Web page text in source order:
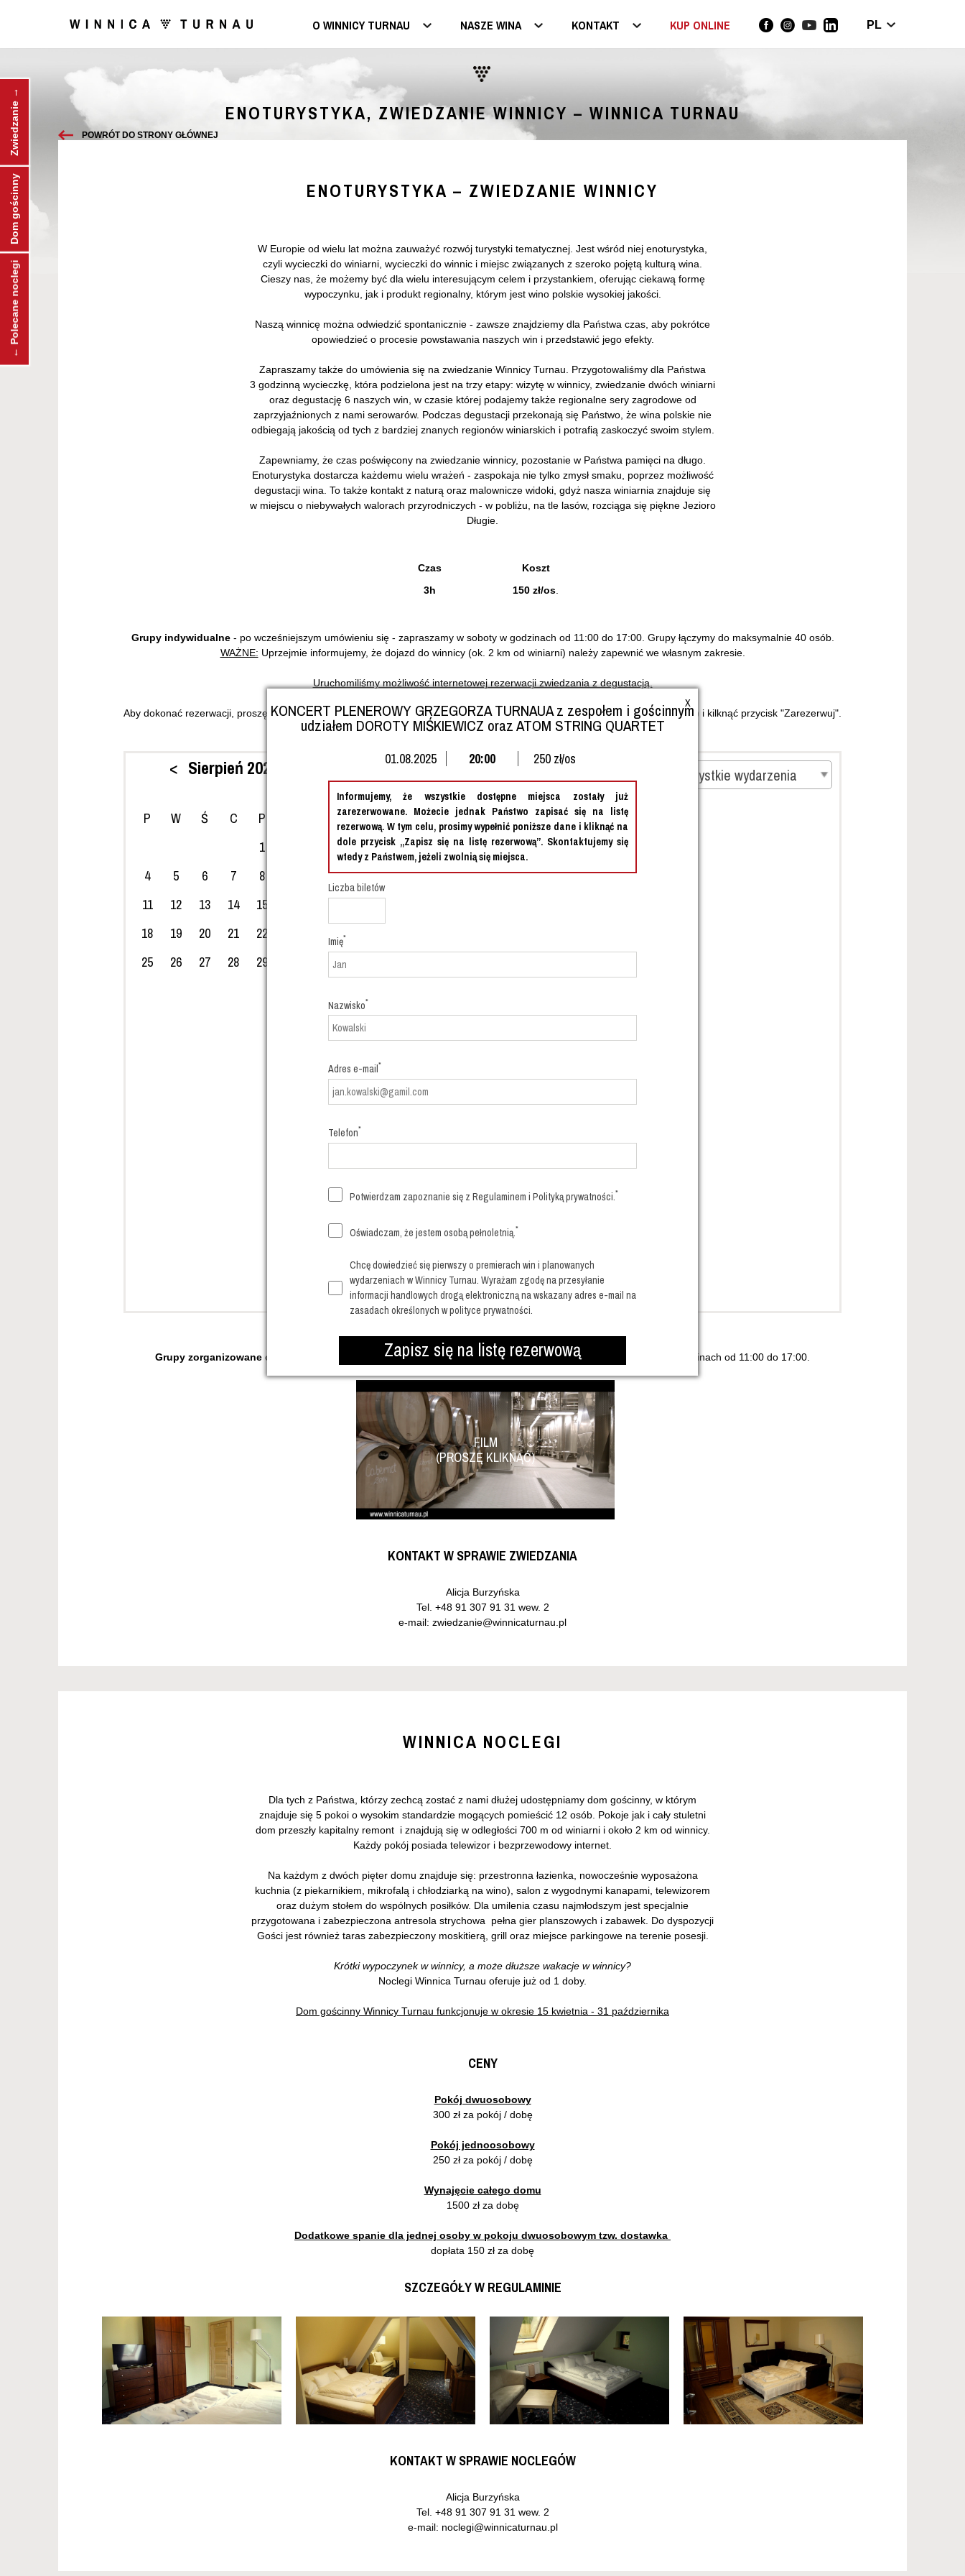
O WINNICY TURNAU NASZE WINA KONTAKT KUP ONLINE PL
POWRÓT DO STRONY GŁÓWNEJ
Zwiedzanie →
Dom gościnny
← Polecane noclegi
ENOTURYSTYKA, ZWIEDZANIE WINNICY – WINNICA TURNAU
ENOTURYSTYKA – ZWIEDZANIE WINNICY
W Europie od wielu lat można zauważyć rozwój turystyki tematycznej. Jest wśród niej enoturystyka,
czyli wycieczki do winiarni, wycieczki do winnic i miejsc związanych z szeroko pojętą kulturą wina.
Cieszy nas, że możemy być dla wielu interesującym celem i przystankiem, oferując ciekawą formę
wypoczynku, jak i produkt regionalny, którym jest wino polskie wysokiej jakości.
Naszą winnicę można odwiedzić spontanicznie - zawsze znajdziemy dla Państwa czas, aby pokrótce
opowiedzieć o procesie powstawania naszych win i przedstawić jego efekty.
Zapraszamy także do umówienia się na zwiedzanie Winnicy Turnau. Przygotowaliśmy dla Państwa
3 godzinną wycieczkę, która podzielona jest na trzy etapy: wizytę w winnicy, zwiedzanie dwóch winiarni
oraz degustację 6 naszych win, w czasie której podajemy także regionalne sery zagrodowe od
zaprzyjaźnionych z nami serowarów. Podczas degustacji przekonają się Państwo, że wina polskie nie
odbiegają jakością od tych z bardziej znanych regionów winiarskich i potrafią zaskoczyć swoim stylem.
Zapewniamy, że czas poświęcony na zwiedzanie winnicy, pozostanie w Państwa pamięci na długo.
Enoturystyka dostarcza każdemu wielu wrażeń - zaspokaja nie tylko zmysł smaku, poprzez możliwość
degustacji wina. To także kontakt z naturą oraz malownicze widoki, gdyż nasza winiarnia znajduje się
w miejscu o niebywałych walorach przyrodniczych - w pobliżu, na tle lasów, rozciąga się piękne Jezioro
Długie.
Czas
Koszt
3h
150 zł/os
Grupy indywidualne - po wcześniejszym umówieniu się - zapraszamy w soboty w godzinach od 11:00 do 17:00. Grupy łączymy do maksymalnie 40 osób.
WAŻNE: Uprzejmie informujemy, że dojazd do winnicy (ok. 2 km od winiarni) należy zapewnić we własnym zakresie.
Uruchomiliśmy możliwość internetowej rezerwacji zwiedzania z degustacją.
Aby dokonać rezerwacji, proszę w kalendarzu poniżej wybrać interesującą Państwa datę (spośród zaznaczonych na czerwono) i kilknąć przycisk "Zarezerwuj".
< Sierpień 2025
P W Ś C P
1
4
5 6 7 8
11
12 13 14 15
18
19 20 21 22
25
26 27 28 29
Wszystkie wydarzenia
X
KONCERT PLENEROWY GRZEGORZA TURNAUA z zespołem i gościnnym
udziałem DOROTY MIŚKIEWICZ oraz ATOM STRING QUARTET
01.08.2025 20:00 250 zł/os
Informujemy, że wszystkie dostępne miejsca zostały już
zarezerwowane. Możecie jednak Państwo zapisać się na listę
rezerwową. W tym celu, prosimy wypełnić poniższe dane i kliknąć na
dole przycisk „Zapisz się na listę rezerwową”. Skontaktujemy się
wtedy z Państwem, jeżeli zwolnią się miejsca.
Liczba biletów
Imię*
Nazwisko*
Adres e-mail*
Telefon*
Potwierdzam zapoznanie się z Regulaminem i Polityką prywatności *
Oświadczam, że jestem osobą pełnoletnią.*
Chcę dowiedzieć się pierwszy o premierach win i planowanych
wydarzeniach w Winnicy Turnau. Wyrażam zgodę na przesyłanie
informacji handlowych drogą elektroniczną na wskazany adres e-mail na
zasadach określonych w polityce prywatności.
Zapisz się na listę rezerwową
Grupy zorganizowane od 20 osób - po wcześniejszym umówieniu się - zapraszamyod poniedziałku do piątku w godzinach od 11:00 do 17:00.
FILM
(PROSZĘ KLIKNĄĆ)
KONTAKT W SPRAWIE ZWIEDZANIA
Alicja Burzyńska
Tel. +48 91 307 91 31 wew. 2
e-mail: zwiedzanie@winnicaturnau.pl
WINNICA NOCLEGI
Dla tych z Państwa, którzy zechcą zostać z nami dłużej udostępniamy dom gościnny, w którym
znajduje się 5 pokoi o wysokim standardzie mogących pomieścić 12 osób. Pokoje jak i cały stuletni
dom przeszły kapitalny remont i znajdują się w odległości 700 m od winiarni i około 2 km od winnicy.
Każdy pokój posiada telewizor i bezprzewodowy internet.
Na każdym z dwóch pięter domu znajduje się: przestronna łazienka, nowocześnie wyposażona
kuchnia (z piekarnikiem, mikrofalą i chłodziarką na wino), salon z wygodnymi kanapami, telewizorem
oraz dużym stołem do wspólnych posiłków. Dla umilenia czasu najmłodszym jest specjalnie
przygotowana i zabezpieczona antresola strychowa pełna gier planszowych i zabawek. Do dyspozycji
Gości jest również taras zabezpieczony moskitierą, grill oraz miejsce parkingowe na terenie posesji.
Krótki wypoczynek w winnicy, a może dłuższe wakacje w winnicy?
Noclegi Winnica Turnau oferuje już od 1 doby.
Dom gościnny Winnicy Turnau funkcjonuje w okresie 15 kwietnia - 31 października
CENY
Pokój dwuosobowy
300 zł za pokój / dobę
Pokój jednoosobowy
250 zł za pokój / dobę
Wynajęcie całego domu
1500 zł za dobę
Dodatkowe spanie dla jednej osoby w pokoju dwuosobowym tzw. dostawka
dopłata 150 zł za dobę
SZCZEGÓŁY W REGULAMINIE
KONTAKT W SPRAWIE NOCLEGÓW
Alicja Burzyńska
Tel. +48 91 307 91 31 wew. 2
e-mail: noclegi@winnicaturnau.pl